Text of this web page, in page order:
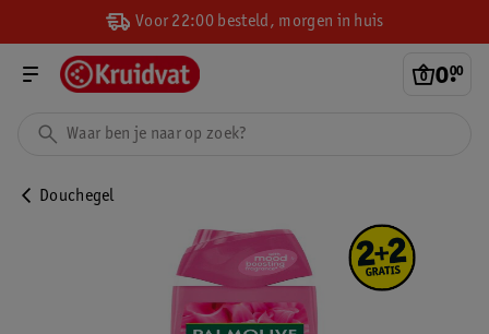
Voor 22:00 besteld, morgen in huis
0.
00
Douchegel